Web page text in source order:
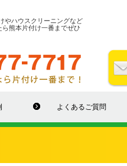
ハウスクリーニングなど
熊本片付け一番までぜひ
よくあるご質問